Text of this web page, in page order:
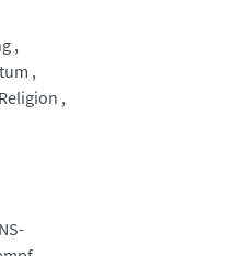
Religion